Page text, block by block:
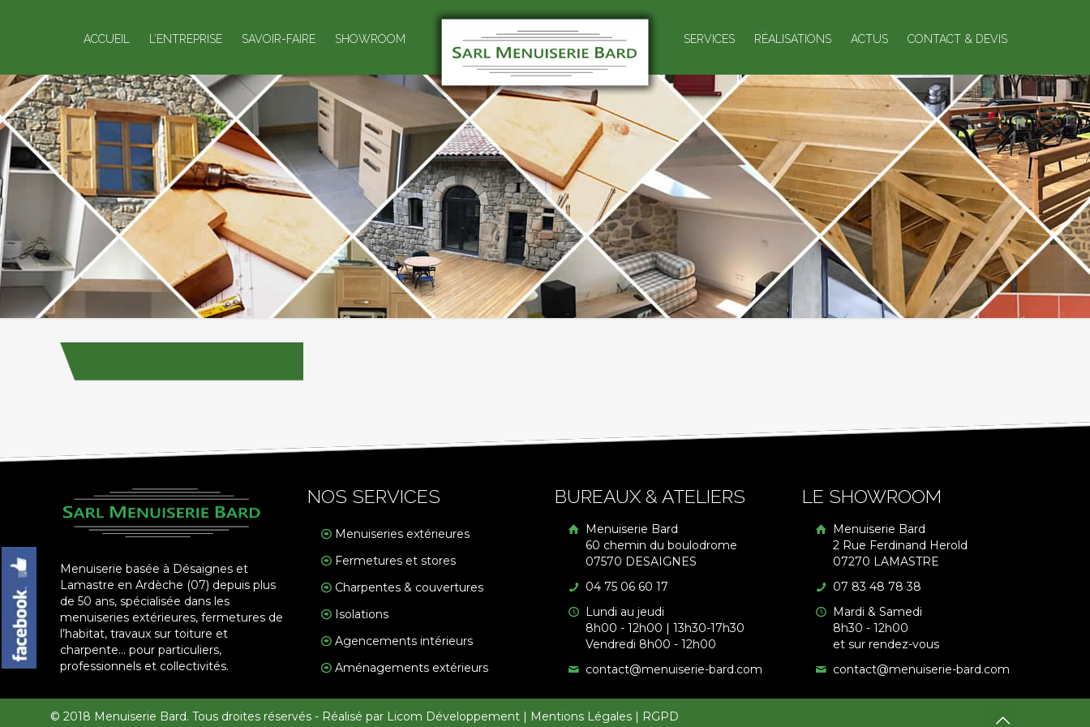
ACCUEIL L’ENTREPRISE SAVOIR-FAIRE SHOWROOM SERVICES RÉALISATIONS ACTUS CONTACT & DEVIS
Menuiserie basée à Désaignes et
Lamastre en Ardèche (07) depuis plus
de 50 ans, spécialisée dans les
menuiseries extérieures, fermetures de
l’habitat, travaux sur toiture et
charpente… pour particuliers,
professionnels et collectivités.
NOS SERVICES
Menuiseries extérieures
Fermetures et stores
Charpentes & couvertures
Isolations
Agencements intérieurs
Aménagements extérieurs
BUREAUX & ATELIERS
Menuiserie Bard
60 chemin du boulodrome
07570 DESAIGNES
04 75 06 60 17
Lundi au jeudi
8h00 - 12h00 | 13h30-17h30
Vendredi 8h00 - 12h00
contact@menuiserie-bard.com
LE SHOWROOM
Menuiserie Bard
2 Rue Ferdinand Herold
07270 LAMASTRE
07 83 48 78 38
Mardi & Samedi
8h30 - 12h00
et sur rendez-vous
contact@menuiserie-bard.com
© 2018 Menuiserie Bard. Tous droites réservés - Réalisé par Licom Développement Mentions Légales RGPD